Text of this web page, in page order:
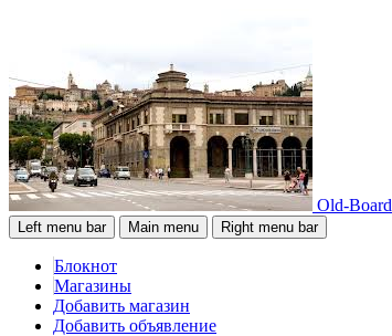
Old-Board
Left menu bar Main menu Right menu bar
Блокнот
Магазины
Добавить магазин
Добавить объявление